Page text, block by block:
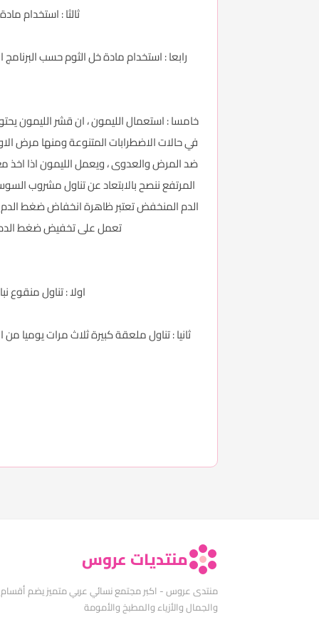
ثالثا : استخدام
رابعا : استخدام مادة خل الثوم حسب
خامسا : استعمال الليمون ، ان قشر الليمون
ضد المرض والعدوى ، ويعمل الليمون اذا
المرتفع ننصح بالابتعاد عن تناول مشروب
الدم المنخفض تعتبر ظاهرة انخفاض ضغط الدم
تعمل على تخفيض ضغط الدم
اولا : تناول
منتديات عروس
منتدى عروس - اكبر مجتمع نسائي عربي متميز يضم
والجمال والأزياء والمطبخ والأمومة